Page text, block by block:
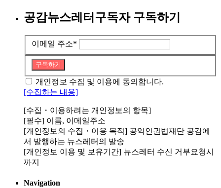
공감뉴스레터구독자 구독하기
이메일 주소*
구독하기
개인정보 수집 및 이용에 동의합니다.
[수집하는 내용]
[수집・이용하려는 개인정보의 항목]
[필수] 이름, 이메일주소
[개인정보의 수집・이용 목적] 공익인권법재단 공감에
서 발행하는 뉴스레터의 발송
[개인정보 이용 및 보유기간] 뉴스레터 수신 거부요청시
까지
Navigation